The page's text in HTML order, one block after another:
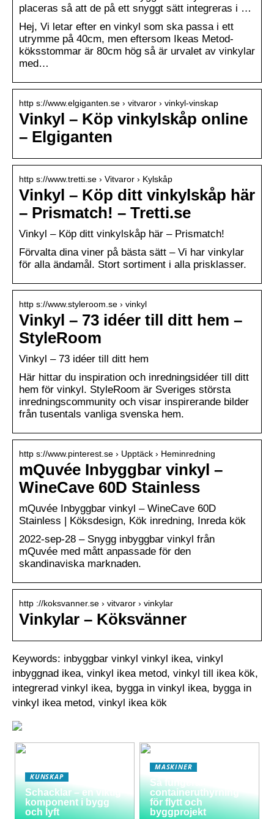
placeras så att de på ett snyggt sätt integreras i …
Hej, Vi letar efter en vinkyl som ska passa i ett
utrymme på 40cm, men eftersom Ikeas Metod-
köksstommar är 80cm hög så är urvalet av vinkylar
med…
http s://www.elgiganten.se › vitvaror › vinkyl-vinskap
Vinkyl – Köp vinkylskåp online
– Elgiganten
http s://www.tretti.se › Vitvaror › Kylskåp
Vinkyl – Köp ditt vinkylskåp här
– Prismatch! – Tretti.se
Vinkyl – Köp ditt vinkylskåp här – Prismatch!
Förvalta dina viner på bästa sätt – Vi har vinkylar
för alla ändamål. Stort sortiment i alla prisklasser.
http s://www.styleroom.se › vinkyl
Vinkyl – 73 idéer till ditt hem –
StyleRoom
Vinkyl – 73 idéer till ditt hem
Här hittar du inspiration och inredningsidéer till ditt
hem för vinkyl. StyleRoom är Sveriges största
inredningscommunity och visar inspirerande bilder
från tusentals vanliga svenska hem.
http s://www.pinterest.se › Upptäck › Heminredning
mQuvée Inbyggbar vinkyl –
WineCave 60D Stainless
mQuvée Inbyggbar vinkyl – WineCave 60D
Stainless | Köksdesign, Kök inredning, Inreda kök
2022-sep-28 – Snygg inbyggbar vinkyl från
mQuvée med mått anpassade för den
skandinaviska marknaden.
http ://koksvanner.se › vitvaror › vinkylar
Vinkylar – Köksvänner
Keywords: inbyggbar vinkyl vinkyl ikea, vinkyl
inbyggnad ikea, vinkyl ikea metod, vinkyl till ikea kök,
integrerad vinkyl ikea, bygga in vinkyl ikea, bygga in
vinkyl ikea metod, vinkyl ikea kök
KUNSKAP
Schacklar – en viktig
komponent i bygg
och lyft
MASKINER
Så fungerar
containeruthyrning
för flytt och
byggprojekt